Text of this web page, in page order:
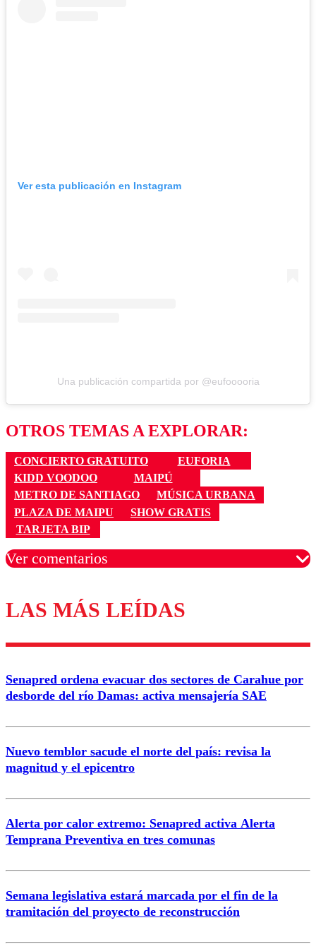
Ver esta publicación en Instagram
Una publicación compartida por @eufooooria
OTROS TEMAS A EXPLORAR:
CONCIERTO GRATUITO
EUFORIA
KIDD VOODOO
MAIPÚ
METRO DE SANTIAGO
MÚSICA URBANA
PLAZA DE MAIPU
SHOW GRATIS
TARJETA BIP
Ver comentarios
Los comentarios son moderados para garantizar un
diálogo respetuoso.
Correo
LAS MÁS LEÍDAS
Senapred ordena evacuar dos sectores de Carahue por
desborde del río Damas: activa mensajería SAE
Nuevo temblor sacude el norte del país: revisa la
magnitud y el epicentro
Alerta por calor extremo: Senapred activa Alerta
Temprana Preventiva en tres comunas
Semana legislativa estará marcada por el fin de la
tramitación del proyecto de reconstrucción